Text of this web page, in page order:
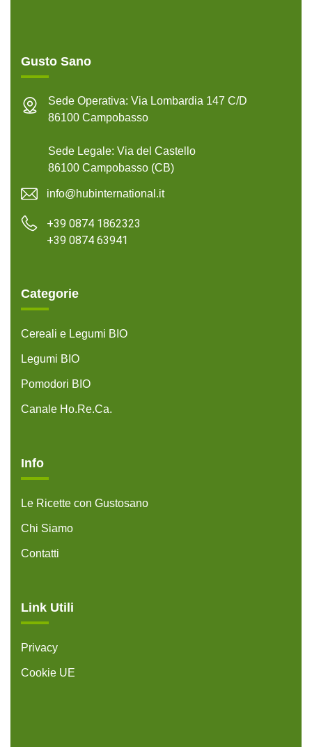
Gusto Sano
Sede Operativa: Via Lombardia 147 C/D
86100 Campobasso
Sede Legale: Via del Castello
86100 Campobasso (CB)
info@hubinternational.it
+39 0874 1862323
+39 0874 63941
Categorie
Cereali e Legumi BIO
Legumi BIO
Pomodori BIO
Canale Ho.Re.Ca.
Info
Le Ricette con Gustosano
Chi Siamo
Contatti
Link Utili
Privacy
Cookie UE